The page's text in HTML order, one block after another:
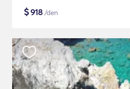
$918 /den